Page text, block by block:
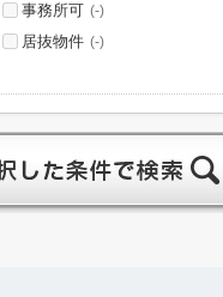
事務所可 (-)
居抜物件 (-)